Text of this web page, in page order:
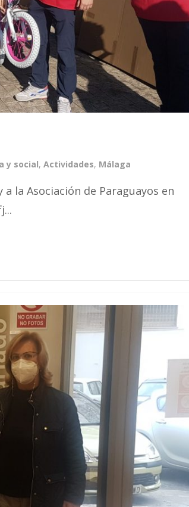
y social, Actividades, Málaga
la Asociación de Paraguayos en